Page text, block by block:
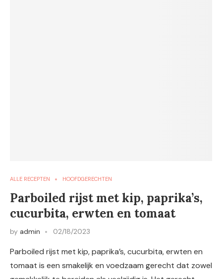
ALLE RECEPTEN HOOFDGERECHTEN
Parboiled rijst met kip, paprika’s,
cucurbita, erwten en tomaat
by admin 02/18/2023
Parboiled rijst met kip, paprika’s, cucurbita, erwten en
tomaat is een smakelijk en voedzaam gerecht dat zowel